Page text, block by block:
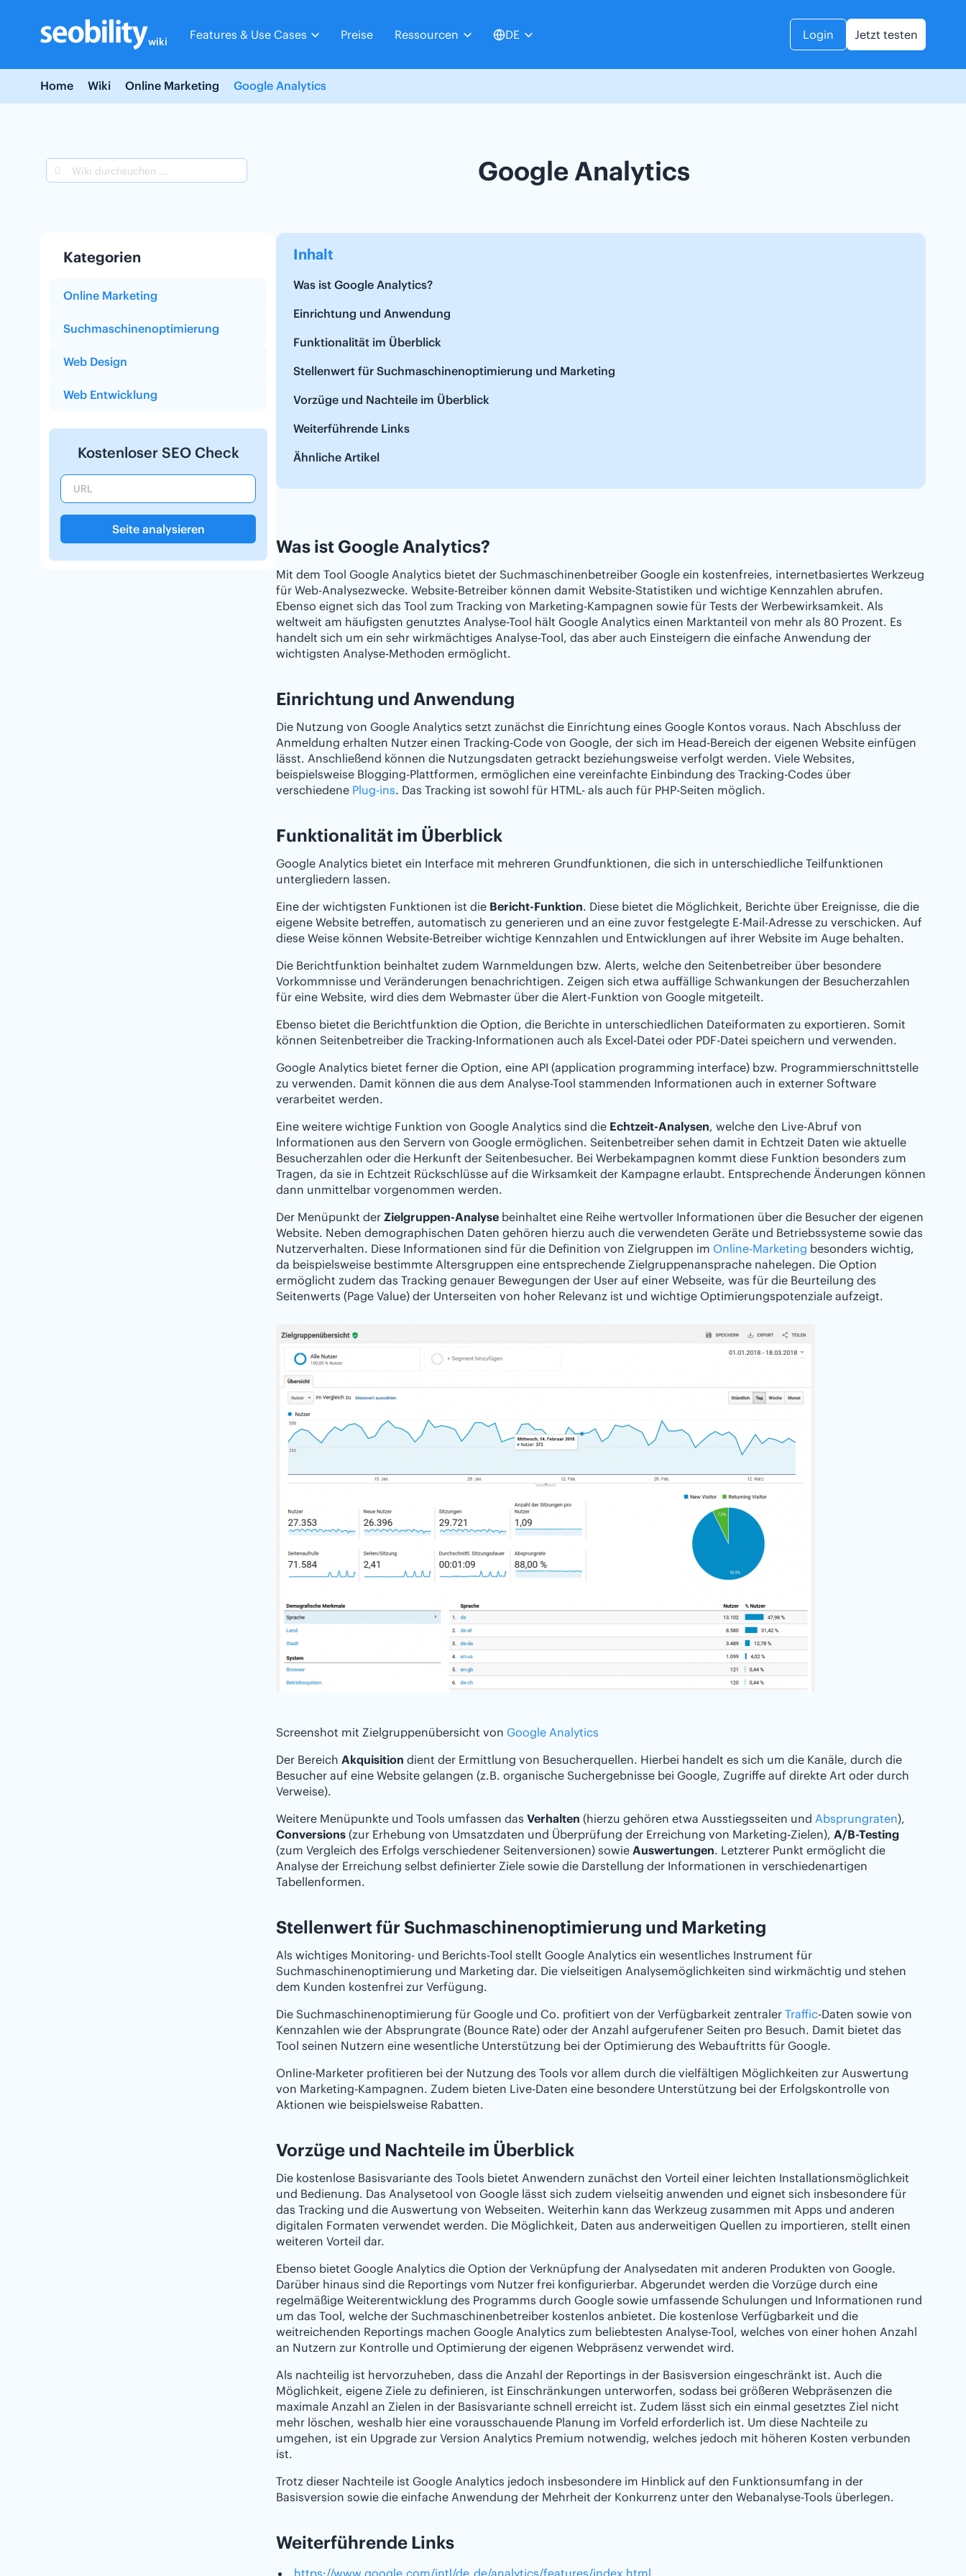
content
wiki Features & Use Cases Preise Ressourcen DE Login Jetzt testen
Home Wiki Online Marketing Google Analytics
Google Analytics
Kategorien
Online Marketing
Suchmaschinenoptimierung
Web Design
Web Entwicklung
Kostenloser SEO Check
Seite analysieren
Inhalt
Was ist Google Analytics?
Einrichtung und Anwendung
Funktionalität im Überblick
Stellenwert für Suchmaschinenoptimierung und Marketing
Vorzüge und Nachteile im Überblick
Weiterführende Links
Ähnliche Artikel
Was ist Google Analytics?
Mit dem Tool Google Analytics bietet der Suchmaschinenbetreiber Google ein kostenfreies, internetbasiertes Werkzeug
für Web-Analysezwecke. Website-Betreiber können damit Website-Statistiken und wichtige Kennzahlen abrufen.
Ebenso eignet sich das Tool zum Tracking von Marketing-Kampagnen sowie für Tests der Werbewirksamkeit. Als
weltweit am häufigsten genutztes Analyse-Tool hält Google Analytics einen Marktanteil von mehr als 80 Prozent. Es
handelt sich um ein sehr wirkmächtiges Analyse-Tool, das aber auch Einsteigern die einfache Anwendung der
wichtigsten Analyse-Methoden ermöglicht.
Einrichtung und Anwendung
Die Nutzung von Google Analytics setzt zunächst die Einrichtung eines Google Kontos voraus. Nach Abschluss der
Anmeldung erhalten Nutzer einen Tracking-Code von Google, der sich im Head-Bereich der eigenen Website einfügen
lässt. Anschließend können die Nutzungsdaten getrackt beziehungsweise verfolgt werden. Viele Websites,
beispielsweise Blogging-Plattformen, ermöglichen eine vereinfachte Einbindung des Tracking-Codes über
verschiedene Plug-ins. Das Tracking ist sowohl für HTML- als auch für PHP-Seiten möglich.
Funktionalität im Überblick
Google Analytics bietet ein Interface mit mehreren Grundfunktionen, die sich in unterschiedliche Teilfunktionen
untergliedern lassen.
Eine der wichtigsten Funktionen ist die Bericht-Funktion. Diese bietet die Möglichkeit, Berichte über Ereignisse, die die
eigene Website betreffen, automatisch zu generieren und an eine zuvor festgelegte E-Mail-Adresse zu verschicken. Auf
diese Weise können Website-Betreiber wichtige Kennzahlen und Entwicklungen auf ihrer Website im Auge behalten.
Die Berichtfunktion beinhaltet zudem Warnmeldungen bzw. Alerts, welche den Seitenbetreiber über besondere
Vorkommnisse und Veränderungen benachrichtigen. Zeigen sich etwa auffällige Schwankungen der Besucherzahlen
für eine Website, wird dies dem Webmaster über die Alert-Funktion von Google mitgeteilt.
Ebenso bietet die Berichtfunktion die Option, die Berichte in unterschiedlichen Dateiformaten zu exportieren. Somit
können Seitenbetreiber die Tracking-Informationen auch als Excel-Datei oder PDF-Datei speichern und verwenden.
Google Analytics bietet ferner die Option, eine API (application programming interface) bzw. Programmierschnittstelle
zu verwenden. Damit können die aus dem Analyse-Tool stammenden Informationen auch in externer Software
verarbeitet werden.
Eine weitere wichtige Funktion von Google Analytics sind die Echtzeit-Analysen, welche den Live-Abruf von
Informationen aus den Servern von Google ermöglichen. Seitenbetreiber sehen damit in Echtzeit Daten wie aktuelle
Besucherzahlen oder die Herkunft der Seitenbesucher. Bei Werbekampagnen kommt diese Funktion besonders zum
Tragen, da sie in Echtzeit Rückschlüsse auf die Wirksamkeit der Kampagne erlaubt. Entsprechende Änderungen können
dann unmittelbar vorgenommen werden.
Der Menüpunkt der Zielgruppen-Analyse beinhaltet eine Reihe wertvoller Informationen über die Besucher der eigenen
Website. Neben demographischen Daten gehören hierzu auch die verwendeten Geräte und Betriebssysteme sowie das
Nutzerverhalten. Diese Informationen sind für die Definition von Zielgruppen im Online-Marketing besonders wichtig,
da beispielsweise bestimmte Altersgruppen eine entsprechende Zielgruppenansprache nahelegen. Die Option
ermöglicht zudem das Tracking genauer Bewegungen der User auf einer Webseite, was für die Beurteilung des
Seitenwerts (Page Value) der Unterseiten von hoher Relevanz ist und wichtige Optimierungspotenziale aufzeigt.
Screenshot mit Zielgruppenübersicht von Google Analytics
Der Bereich Akquisition dient der Ermittlung von Besucherquellen. Hierbei handelt es sich um die Kanäle, durch die
Besucher auf eine Website gelangen (z.B. organische Suchergebnisse bei Google, Zugriffe auf direkte Art oder durch
Verweise).
Weitere Menüpunkte und Tools umfassen das Verhalten (hierzu gehören etwa Ausstiegsseiten und Absprungraten),
Conversions (zur Erhebung von Umsatzdaten und Überprüfung der Erreichung von Marketing-Zielen), A/B-Testing
(zum Vergleich des Erfolgs verschiedener Seitenversionen) sowie Auswertungen. Letzterer Punkt ermöglicht die
Analyse der Erreichung selbst definierter Ziele sowie die Darstellung der Informationen in verschiedenartigen
Tabellenformen.
Stellenwert für Suchmaschinenoptimierung und Marketing
Als wichtiges Monitoring- und Berichts-Tool stellt Google Analytics ein wesentliches Instrument für
Suchmaschinenoptimierung und Marketing dar. Die vielseitigen Analysemöglichkeiten sind wirkmächtig und stehen
dem Kunden kostenfrei zur Verfügung.
Die Suchmaschinenoptimierung für Google und Co. profitiert von der Verfügbarkeit zentraler Traffic-Daten sowie von
Kennzahlen wie der Absprungrate (Bounce Rate) oder der Anzahl aufgerufener Seiten pro Besuch. Damit bietet das
Tool seinen Nutzern eine wesentliche Unterstützung bei der Optimierung des Webauftritts für Google.
Online-Marketer profitieren bei der Nutzung des Tools vor allem durch die vielfältigen Möglichkeiten zur Auswertung
von Marketing-Kampagnen. Zudem bieten Live-Daten eine besondere Unterstützung bei der Erfolgskontrolle von
Aktionen wie beispielsweise Rabatten.
Vorzüge und Nachteile im Überblick
Die kostenlose Basisvariante des Tools bietet Anwendern zunächst den Vorteil einer leichten Installationsmöglichkeit
und Bedienung. Das Analysetool von Google lässt sich zudem vielseitig anwenden und eignet sich insbesondere für
das Tracking und die Auswertung von Webseiten. Weiterhin kann das Werkzeug zusammen mit Apps und anderen
digitalen Formaten verwendet werden. Die Möglichkeit, Daten aus anderweitigen Quellen zu importieren, stellt einen
weiteren Vorteil dar.
Ebenso bietet Google Analytics die Option der Verknüpfung der Analysedaten mit anderen Produkten von Google.
Darüber hinaus sind die Reportings vom Nutzer frei konfigurierbar. Abgerundet werden die Vorzüge durch eine
regelmäßige Weiterentwicklung des Programms durch Google sowie umfassende Schulungen und Informationen rund
um das Tool, welche der Suchmaschinenbetreiber kostenlos anbietet. Die kostenlose Verfügbarkeit und die
weitreichenden Reportings machen Google Analytics zum beliebtesten Analyse-Tool, welches von einer hohen Anzahl
an Nutzern zur Kontrolle und Optimierung der eigenen Webpräsenz verwendet wird.
Als nachteilig ist hervorzuheben, dass die Anzahl der Reportings in der Basisversion eingeschränkt ist. Auch die
Möglichkeit, eigene Ziele zu definieren, ist Einschränkungen unterworfen, sodass bei größeren Webpräsenzen die
maximale Anzahl an Zielen in der Basisvariante schnell erreicht ist. Zudem lässt sich ein einmal gesetztes Ziel nicht
mehr löschen, weshalb hier eine vorausschauende Planung im Vorfeld erforderlich ist. Um diese Nachteile zu
umgehen, ist ein Upgrade zur Version Analytics Premium notwendig, welches jedoch mit höheren Kosten verbunden
ist.
Trotz dieser Nachteile ist Google Analytics jedoch insbesondere im Hinblick auf den Funktionsumfang in der
Basisversion sowie die einfache Anwendung der Mehrheit der Konkurrenz unter den Webanalyse-Tools überlegen.
Weiterführende Links
https://www.google.com/intl/de_de/analytics/features/index.html